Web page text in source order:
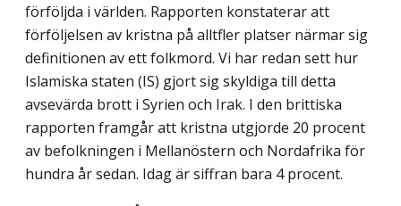
förföljda i världen. Rapporten konstaterar att
förföljelsen av kristna på alltfler platser närmar sig
definitionen av ett folkmord. Vi har redan sett hur
Islamiska staten (IS) gjort sig skyldiga till detta
avsevärda brott i Syrien och Irak. I den brittiska
rapporten framgår att kristna utgjorde 20 procent
av befolkningen i Mellanöstern och Nordafrika för
hundra år sedan. Idag är siffran bara 4 procent.